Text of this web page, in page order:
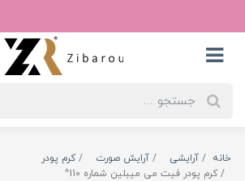
خانه آرایشی آرایش صورت
کرم پودر
کرم پودر فیت می میبلین شماره 110^